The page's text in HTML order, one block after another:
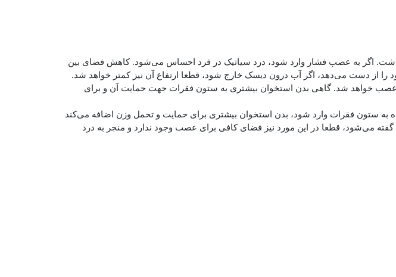
اگر به عصب فشار وارد شود، درد سیاتیک در فرد احساس می‌شود. کاهش فضای بین
از دست می‌دهد، اگر آب درون دیسک خارج شود، قطعا ارتفاع آن نیز کمتر خواهد شد.
عصب خواهد شد. گاهی بدن استخوان بیشتری به ستون فقرات جهت حمایت آن و برای
ستون فقرات وارد شود، بدن استخوان بیشتری برای حمایت و تحمل وزن اضافه می‌کند
می‌شود، قطعا در این مورد نیز فضای کافی برای عصب وجود ندارد و منجر به درد